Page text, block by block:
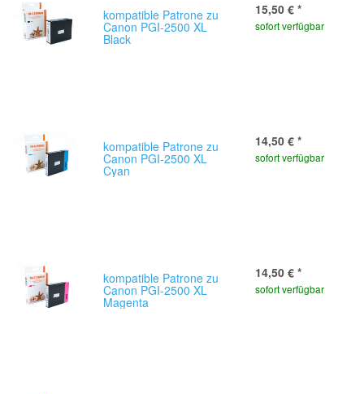
kompatible Patrone zu
Canon PGI-2500 XL
Black
15,50 € *
sofort verfügbar
kompatible Patrone zu
Canon PGI-2500 XL
Cyan
14,50 € *
sofort verfügbar
kompatible Patrone zu
Canon PGI-2500 XL
Magenta
14,50 € *
sofort verfügbar